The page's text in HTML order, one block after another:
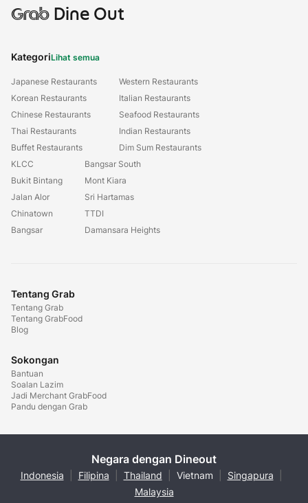
GrabDine Out
KategoriLihat semua
Japanese Restaurants
Korean Restaurants
Chinese Restaurants
Thai Restaurants
Buffet Restaurants
Western Restaurants
Italian Restaurants
Seafood Restaurants
Indian Restaurants
Dim Sum Restaurants
KLCC
Bukit Bintang
Jalan Alor
Chinatown
Bangsar
Bangsar South
Mont Kiara
Sri Hartamas
TTDI
Damansara Heights
Tentang Grab
Tentang Grab
Tentang GrabFood
Blog
Sokongan
Bantuan
Soalan Lazim
Jadi Merchant GrabFood
Pandu dengan Grab
Negara dengan Dineout
Indonesia Filipina Thailand Vietnam Singapura
Malaysia